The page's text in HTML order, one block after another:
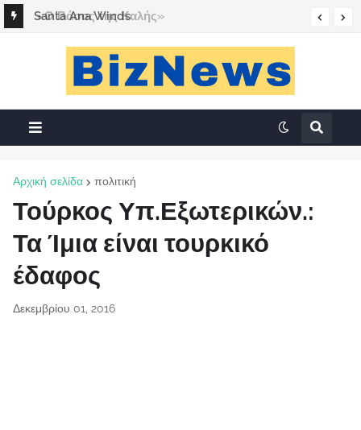
Santa Ana Winds
«Ο Βάσος της Καλής»
Αρχική σελίδα πολιτική
Τούρκος Υπ.Εξωτερικών.:
Τα Ίμια είναι τουρκικό
έδαφος
Δεκεμβρίου 01, 2016